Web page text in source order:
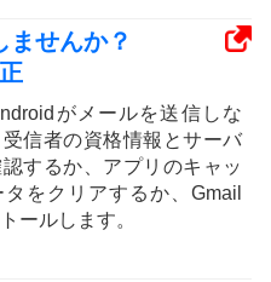
せんか？
がメールを送信しな
信者の資格情報とサーバ
するか、アプリのキャッ
をクリアするか、Gmail
ールします。